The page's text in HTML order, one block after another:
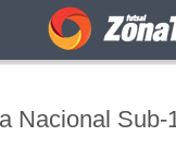
Nacional Sub-